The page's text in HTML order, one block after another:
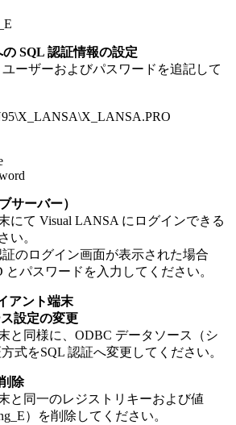
SQL 認証情報の設定
ーザーおよびパスワードを追記して
サーバー）
にて Visual LANSA にログインできる
い。
のログイン画面が表示された場合
とパスワードを入力してください。
アント端末
設定の変更
と同様に、ODBC データソース（シ
式をSQL 認証へ変更してください。
除
と同一のレジストリキーおよび値
）を削除してください。